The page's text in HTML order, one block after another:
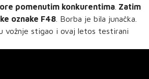
pomenutim konkurentima Zatim
oznake F48 . Borba je bila junačka.
vožnje stigao i ovaj letos testirani